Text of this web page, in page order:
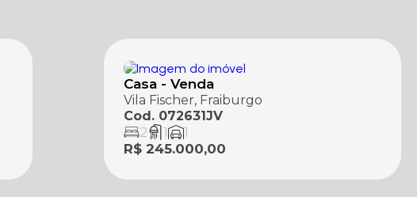
Casa - Venda
Vila Fischer, Fraiburgo
Cod. 072631JV
2 1
1
R$ 245.000,00